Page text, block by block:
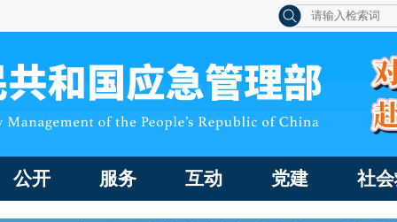
公开 服务 互动 党建 社